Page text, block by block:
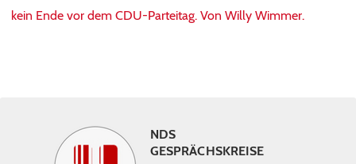
kein Ende vor dem CDU-Parteitag. Von Willy Wimmer.
NDS
GESPRÄCHSKREISE